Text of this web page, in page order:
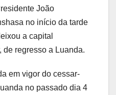
João
no início da tarde
a capital
de regresso a Luanda.
em vigor do cessar-
no passado dia 4